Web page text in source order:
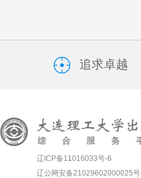
追求卓越
辽ICP备11016033号-6
辽公网安备21029602000025号